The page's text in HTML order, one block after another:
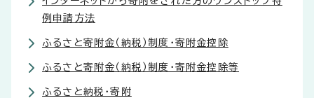
例申請方法
ふるさと寄附金（納税）制度・寄附金控除
ふるさと寄附金（納税）制度・寄附金控除等
ふるさと納税・寄附